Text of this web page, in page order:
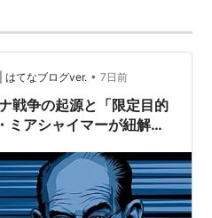
はてなブログver. • 7日前
戦争の起源と「限定目的
ミアシャイマーが紐解く